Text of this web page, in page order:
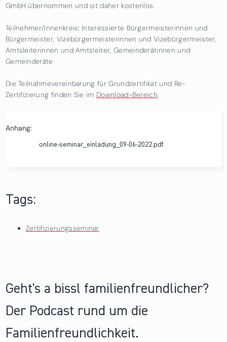
GmbH übernommen und ist daher kostenlos.
Teilnehmer/innenkreis: Interessierte Bürgermeisterinnen und
Bürgermeister, Vizebürgermeisterinnen und Vizebürgermeister,
Amtsleiterinnen und Amtsleiter, Gemeinderätinnen und
Gemeinderäte
Die Teilnahmevereinbarung für Grundzertifikat und Re-
Zertifizierung finden Sie im Download-Bereich.
Anhang:
online-seminar_einladung_09-06-2022.pdf
Tags:
Zertifizierungsseminar
Geht's a bissl familienfreundlicher?
Der Podcast rund um die
Familienfreundlichkeit.